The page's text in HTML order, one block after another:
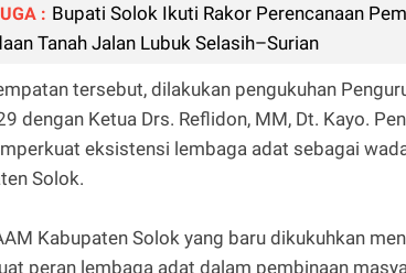
: Bupati Solok Ikuti Rakor Perencanaan
Tanah Jalan Lubuk Selasih–Surian
tersebut, dilakukan pengukuhan
dengan Ketua Drs. Reflidon, MM, Dt. Kayo.
eksistensi lembaga adat sebagai
Solok.
Kabupaten Solok yang baru dikukuhkan
peran lembaga adat dalam pembinaan